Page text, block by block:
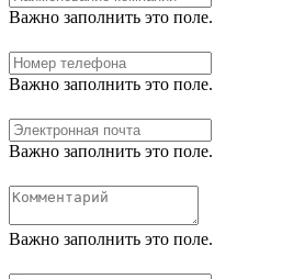
Важно заполнить это поле.
Важно заполнить это поле.
Важно заполнить это поле.
Важно заполнить это поле.